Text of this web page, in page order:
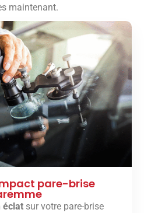
maintenant.
pare-brise
éclatsur votre pare-brise